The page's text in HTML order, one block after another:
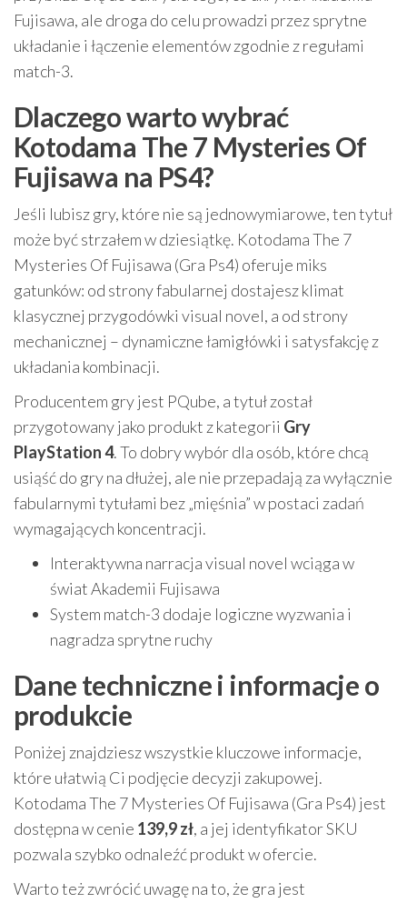
Fujisawa, ale droga do celu prowadzi przez sprytne
układanie i łączenie elementów zgodnie z regułami
match-3.
Dlaczego warto wybrać
Kotodama The 7 Mysteries Of
Fujisawa na PS4?
Jeśli lubisz gry, które nie są jednowymiarowe, ten tytuł
może być strzałem w dziesiątkę. Kotodama The 7
Mysteries Of Fujisawa (Gra Ps4) oferuje miks
gatunków: od strony fabularnej dostajesz klimat
klasycznej przygodówki visual novel, a od strony
mechanicznej – dynamiczne łamigłówki i satysfakcję z
układania kombinacji.
Producentem gry jest PQube, a tytuł został
przygotowany jako produkt z kategorii Gry
PlayStation 4. To dobry wybór dla osób, które chcą
usiąść do gry na dłużej, ale nie przepadają za wyłącznie
fabularnymi tytułami bez „mięśnia” w postaci zadań
wymagających koncentracji.
Interaktywna narracja visual novel wciąga w
świat Akademii Fujisawa
System match-3 dodaje logiczne wyzwania i
nagradza sprytne ruchy
Dane techniczne i informacje o
produkcie
Poniżej znajdziesz wszystkie kluczowe informacje,
które ułatwią Ci podjęcie decyzji zakupowej.
Kotodama The 7 Mysteries Of Fujisawa (Gra Ps4) jest
dostępna w cenie 139,9 zł, a jej identyfikator SKU
pozwala szybko odnaleźć produkt w ofercie.
Warto też zwrócić uwagę na to, że gra jest